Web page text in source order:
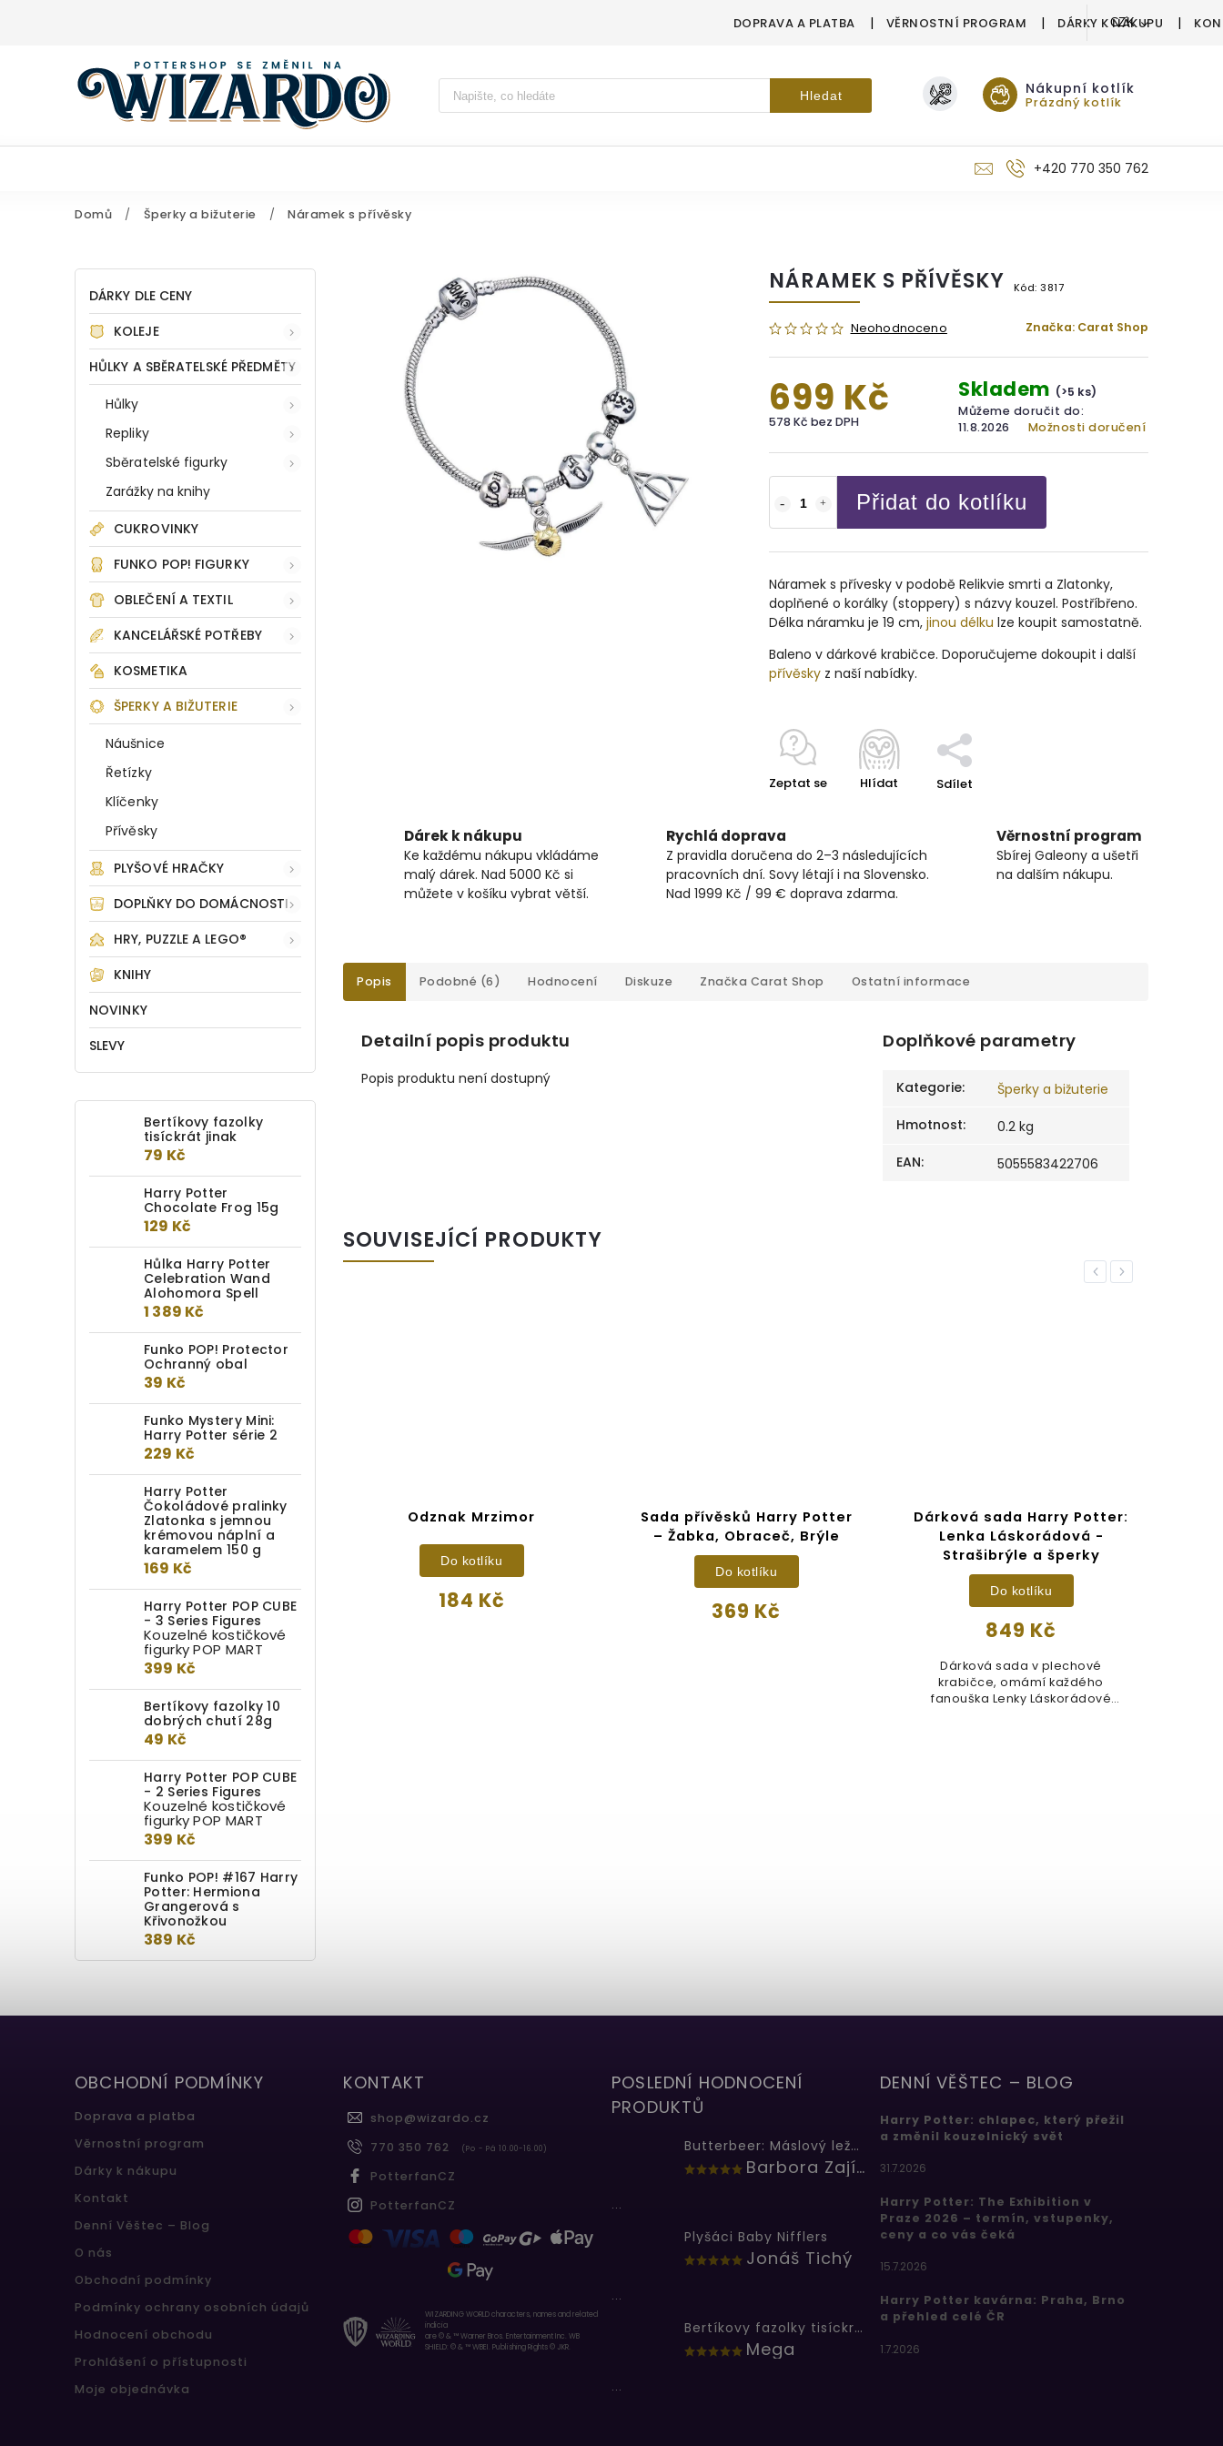
DOPRAVA A PLATBA VĚRNOSTNÍ PROGRAM DÁRKY K NÁKUPU
CZK
Vyhledávání Hledat Nákupní kotlík
Prázdný kotlík
+420 770 350 762
Domů / Šperky a bižuterie / Náramek s přívěsky
DÁRKY DLE CENY
KOLEJE
HŮLKY A SBĚRATELSKÉ PŘEDMĚTY
Hůlky
Repliky
Sběratelské figurky
Zarážky na knihy
CUKROVINKY
FUNKO POP! FIGURKY
OBLEČENÍ A TEXTIL
KANCELÁŘSKÉ POTŘEBY
KOSMETIKA
ŠPERKY A BIŽUTERIE
Náušnice
Řetízky
Klíčenky
Přívěsky
PLYŠOVÉ HRAČKY
DOPLŇKY DO DOMÁCNOSTI
HRY, PUZZLE A LEGO®
KNIHY
NOVINKY
SLEVY
Bertíkovy fazolky
tisíckrát jinak
79 Kč
Harry Potter
Chocolate Frog 15g
129 Kč
Hůlka Harry Potter
Celebration Wand
Alohomora Spell
1 389 Kč
Funko POP! Protector
Ochranný obal
39 Kč
Funko Mystery Mini:
Harry Potter série 2
229 Kč
Harry Potter
Čokoládové pralinky
Zlatonka s jemnou
krémovou náplní a
karamelem 150 g
169 Kč
Harry Potter POP CUBE
- 3 Series Figures
Kouzelné kostičkové
figurky POP MART
399 Kč
Bertíkovy fazolky 10
dobrých chutí 28g
49 Kč
Harry Potter POP CUBE
- 2 Series Figures
Kouzelné kostičkové
figurky POP MART
399 Kč
Funko POP! #167 Harry
Potter: Hermiona
Grangerová s
Křivonožkou
389 Kč
NÁRAMEK S PŘÍVĚSKY Kód: 3817
Neohodnoceno Značka: Carat Shop
699 Kč
578 Kč bez DPH
Skladem (>5 ks)
Můžeme doručit do:
11.8.2026
Možnosti doručení
Přidat do kotlíku
Náramek s přívesky v podobě Relikvie smrti a Zlatonky,
doplňené o korálky (stoppery) s názvy kouzel. Postříbřeno.
Délka náramku je 19 cm, jinou délku lze koupit samostatně.
Baleno v dárkové krabičce. Doporučujeme dokoupit i další
přívěskyz naší nabídky.
Zeptat se Hlídat Sdílet
Dárek k nákupu
Ke každému nákupu vkládáme
malý dárek. Nad 5000 Kč si
můžete v košíku vybrat větší.
Rychlá doprava
Z pravidla doručena do 2–3 následujících
pracovních dní. Sovy létají i na Slovensko.
Nad 1999 Kč / 99 € doprava zdarma.
Věrnostní program
Sbírej Galeony a ušetři
na dalším nákupu.
Popis Podobné (6) Hodnocení Diskuze Značka Carat Shop Ostatní informace
Detailní popis produktu
Popis produktu není dostupný
Doplňkové parametry
Kategorie:
Šperky a bižuterie
Hmotnost:
0.2 kg
EAN: 5055583422706
SOUVISEJÍCÍ PRODUKTY
Previous
Harry Potter dárkový set -
Obludné obludárium
klíčenka a odznáček
469 Kč
Do kotlíku
Dárková sada inspirovaná
detailní přívěsek na klíče a
gumovo-kovový...
Odznak Mrzimor
184 Kč
Do kotlíku
Sada přívěsků Harry Potter
– Žabka, Obraceč, Brýle
369 Kč
Do kotlíku
Dárková sada Harry Potter:
Lenka Láskorádová -
Strašibrýle a šperky
849 Kč
Do kotlíku
Dárková sada v plechové
krabičce, omámí každého
fanouška Lenky Láskorádové
Next
OBCHODNÍ PODMÍNKY
Doprava a platba
Věrnostní program
Dárky k nákupu
Kontakt
Denní Věštec – Blog
O nás
Obchodní podmínky
Podmínky ochrany osobních údajů
Hodnocení obchodu
Prohlášení o přístupnosti
Moje objednávka
KONTAKT
shop@wizardo.cz
770 350 762
(Po - Pá 10.00-16.00)
PotterfanCZ
PotterfanCZ
WIZARDING WORLD characters, names and related
indicia
are © & ™ Warner Bros. Entertainment Inc. WB
SHIELD: © & ™ WBEI. Publishing Rights © JKR.
POSLEDNÍ HODNOCENÍ
PRODUKTŮ
Butterbeer: Máslový ležák
Barbora Zajícová
...
Plyšáci Baby Nifflers
Jonáš Tichý
...
Bertíkovy fazolky tisíckrát jinak
Mega
...
DENNÍ VĚŠTEC – BLOG
Harry Potter: chlapec, který přežil
a změnil kouzelnický svět
31.7.2026
Harry Potter: The Exhibition v
Praze 2026 – termín, vstupenky,
ceny a co vás čeká
15.7.2026
Harry Potter kavárna: Praha, Brno
a přehled celé ČR
1.7.2026